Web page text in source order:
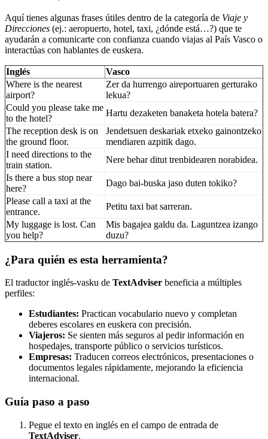
Aquí tienes algunas frases útiles dentro de la categoría de Viaje y
Direcciones (ej.: aeropuerto, hotel, taxi, ¿dónde está…?) que te
ayudarán a comunicarte con confianza cuando viajas al País Vasco o
interactúas con hablantes de euskera.
Inglés
Vasco
Where is the nearest
airport?
Zer da hurrengo aireportuaren gerturako
lekua?
Could you please take me
to the hotel?
Hartu dezaketen banaketa hotela batera?
The reception desk is on
the ground floor.
Jendetsuen deskariak etxeko gainontzeko
mendiaren azpitik dago.
I need directions to the
train station.
Nere behar ditut trenbidearen norabidea.
Is there a bus stop near
here?
Dago bai-buska jaso duten tokiko?
Please call a taxi at the
entrance.
Petitu taxi bat sarreran.
My luggage is lost. Can
you help?
Mis bagajea galdu da. Laguntzea izango
duzu?
¿Para quién es esta herramienta?
El traductor inglés-vasku de TextAdviser beneficia a múltiples
perfiles:
Estudiantes: Practican vocabulario nuevo y completan
deberes escolares en euskera con precisión.
Viajeros: Se sienten más seguros al pedir información en
hospedajes, transporte público o servicios turísticos.
Empresas: Traducen correos electrónicos, presentaciones o
documentos legales rápidamente, mejorando la eficiencia
internacional.
Guía paso a paso
Pegue el texto en inglés en el campo de entrada de
TextAdviser.